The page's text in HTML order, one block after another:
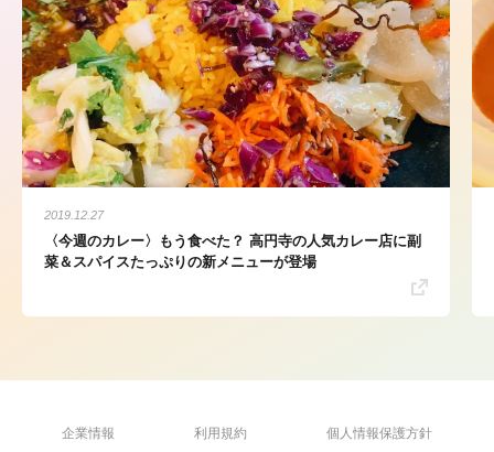
2019.12.27
〈今週のカレー〉もう食べた？ 高円寺の人気カレー店に副
菜＆スパイスたっぷりの新メニューが登場
企業情報 利用規約 個人情報保護方針